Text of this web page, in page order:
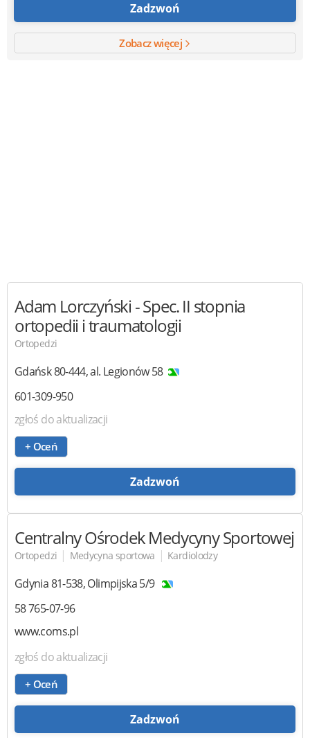
Zadzwoń
Zobacz więcej
Adam Lorczyński- Spec. II stopnia
ortopedii i traumatologii
Ortopedzi
Gdańsk80-444,al. Legionów 58
601-309-950
zgłoś do aktualizacji
+ Oceń
Zadzwoń
Centralny Ośrodek Medycyny Sportowej
Ortopedzi | Medycyna sportowa | Kardiolodzy
Gdynia81-538,Olimpijska 5/9
58 765-07-96
www.coms.pl
zgłoś do aktualizacji
+ Oceń
Zadzwoń